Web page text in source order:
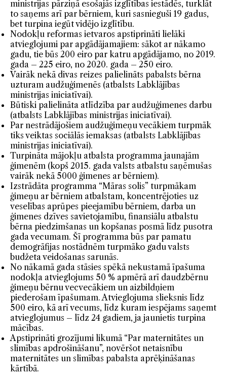
ministrijas pārziņā esošajās izglītības iestādēs, turklāt
to saņems arī par bērniem, kuri sasnieguši 19 gadus,
bet turpina iegūt vidējo izglītību.
Nodokļu reformas ietvaros apstiprināti lielāki
atvieglojumi par apgādājamajiem: sākot ar nākamo
gadu, tie būs 200 eiro par katru apgādājamo, no 2019.
gada – 225 eiro, no 2020. gada – 250 eiro.
Vairāk nekā divas reizes palielināts pabalsts bērna
uzturam audžuģimenēs (atbalsts Labklājības
ministrijas iniciatīvai).
Būtiski palielināta atlīdzība par audžuģimenes darbu
(atbalsts Labklājības ministrijas iniciatīvai).
Par nestrādājošiem audžuģimeņu vecākiem turpmāk
tiks veiktas sociālās iemaksas (atbalsts Labklājības
ministrijas iniciatīvai).
Turpināta mājokļu atbalsta programma jaunajām
ģimenēm (kopš 2015. gada valsts atbalstu saņēmušas
vairāk nekā 5000 ģimenes ar bērniem).
Izstrādāta programma “Māras solis” turpmākam
ģimeņu ar bērniem atbalstam, koncentrējoties uz
veselības aprūpes pieejamību bērniem, darba un
ģimenes dzīves savietojamību, finansiālu atbalstu
bērna piedzimšanas un kopšanas posmā līdz pusotra
gada vecumam. Šī programma būs par pamatu
demogrāfijas nostādnēm turpmāko gadu valsts
budžeta veidošanas sarunās.
No nākamā gada stāsies spēkā nekustamā īpašuma
nodokļa atvieglojums 50 % apmērā arī daudzbērnu
ģimeņu bērnu vecvecākiem un aizbildņiem
piederošam īpašumam. Atvieglojuma slieksnis līdz
500 eiro, kā arī vecums, līdz kuram iespējams saņemt
atvieglojumus – līdz 24 gadiem, ja jaunietis turpina
mācības.
Apstiprināti grozījumi likumā “Par maternitātes un
slimības apdrošināšanu”, novēršot netaisnību
maternitātes un slimības pabalsta aprēķināšanas
kārtībā.